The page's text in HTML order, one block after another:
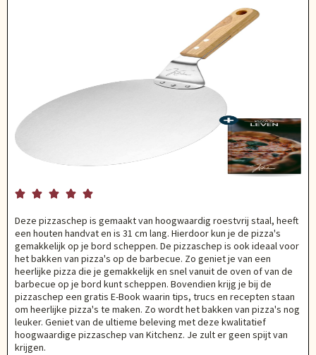
    
Deze pizzaschep is gemaakt van hoogwaardig roestvrij staal, heeft
een houten handvat en is 31 cm lang. Hierdoor kun je de pizza's
gemakkelijk op je bord scheppen. De pizzaschep is ook ideaal voor
het bakken van pizza's op de barbecue. Zo geniet je van een
heerlijke pizza die je gemakkelijk en snel vanuit de oven of van de
barbecue op je bord kunt scheppen. Bovendien krijg je bij de
pizzaschep een gratis E-Book waarin tips, trucs en recepten staan
om heerlijke pizza's te maken. Zo wordt het bakken van pizza's nog
leuker. Geniet van de ultieme beleving met deze kwalitatief
hoogwaardige pizzaschep van Kitchenz. Je zult er geen spijt van
krijgen.